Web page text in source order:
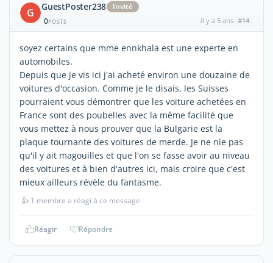
G GuestPoster238
Invité
0POSTS il y a 5 ans #14
soyez certains que mme ennkhala est une experte en
automobiles.
Depuis que je vis ici j'ai acheté environ une douzaine de
voitures d'occasion. Comme je le disais, les Suisses
pourraient vous démontrer que les voiture achetées en
France sont des poubelles avec la même facilité que
vous mettez à nous prouver que la Bulgarie est la
plaque tournante des voitures de merde. Je ne nie pas
qu'il y ait magouilles et que l'on se fasse avoir au niveau
des voitures et à bien d'autres ici, mais croire que c'est
mieux ailleurs révèle du fantasme.
👍 1 membre a réagi à ce message
Réagir Répondre